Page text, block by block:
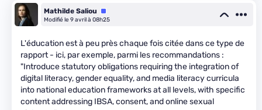
Mathilde Saliou
Équipe
Modifié le 9 avril à 08h25
L'éducation est à peu près chaque fois citée dans ce type de
rapport - ici, par exemple, parmi les recommandations :
"Introduce statutory obligations requiring the integration of
digital literacy, gender equality, and media literacy curricula
into national education frameworks at all levels, with specific
content addressing IBSA, consent, and online sexual